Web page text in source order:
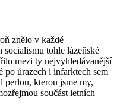
znělo v každé
socialismu tohle lázeňské
mezi ty nejvyhledávanější
úrazech i infarktech sem
perlou, kterou jsme my,
součást letních